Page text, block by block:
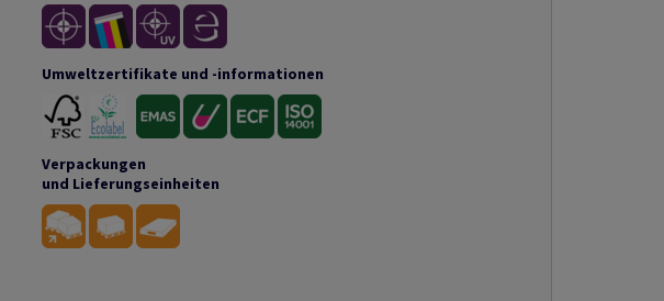
Umweltzertifikate und -informationen
Verpackungen
und Lieferungseinheiten